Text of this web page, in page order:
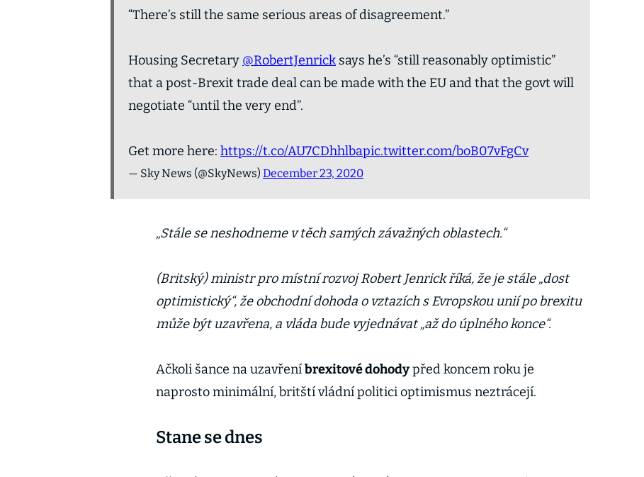
“There’s still the same serious areas of disagreement.”
Housing Secretary @RobertJenrick says he’s “still reasonably optimistic”
that a post-Brexit trade deal can be made with the EU and that the govt will
negotiate “until the very end”.
Get more here: https://t.co/AU7CDhhlbapic.twitter.com/boB07vFgCv
— Sky News (@SkyNews) December 23, 2020
„Stále se neshodneme v těch samých závažných oblastech.“
(Britský) ministr pro místní rozvoj Robert Jenrick říká, že je stále „dost
optimistický“, že obchodní dohoda o vztazích s Evropskou unií po brexitu
může být uzavřena, a vláda bude vyjednávat „až do úplného konce“.
Ačkoli šance na uzavřeníbrexitové dohodypřed koncem roku je
naprosto minimální, britští vládní politici optimismus neztrácejí.
Stane se dnes